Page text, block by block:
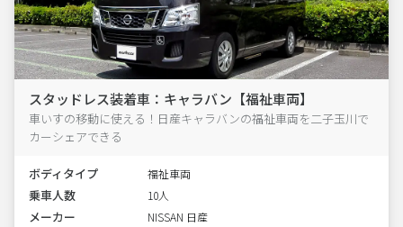
スタッドレス装着車：キャラバン【福祉車両】
車いすの移動に使える！日産キャラバンの福祉車両を二子玉川で
カーシェアできる
ボディタイプ 福祉車両
乗車人数 10人
メーカー NISSAN 日産